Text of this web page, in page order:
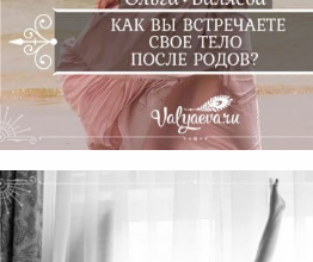
Как Вы Встречаете
После Родов?